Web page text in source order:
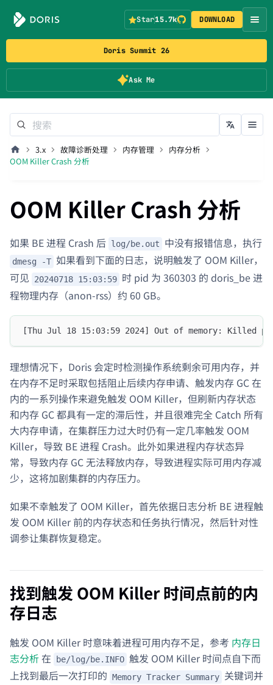
Doris Summit 26
Ask Me
Star15.7k DOWNLOAD
3.x 故障诊断处理 内存管理
内存分析
OOM Killer Crash 分析
OOM Killer Crash 分析
如果 BE 进程 Crash 后 log/be.out 中没有报错信息，执行
dmesg -T 如果看到下面的日志，说明触发了 OOM Killer，
可见
20240718 15:03:59 时 pid 为 360303 的 doris_be 进
程物理内存（anon-rss）约 60 GB。
[Thu Jul 18 15:03:59 2024] Out of memory: Killed
理想情况下，Doris 会定时检测操作系统剩余可用内存，并
在内存不足时采取包括阻止后续内存申请、触发内存 GC 在
内的一系列操作来避免触发 OOM Killer，但刷新内存状态
和内存 GC 都具有一定的滞后性，并且很难完全 Catch 所有
大内存申请，在集群压力过大时仍有一定几率触发 OOM
Killer，导致 BE 进程 Crash。此外如果进程内存状态异
常，导致内存 GC 无法释放内存，导致进程实际可用内存减
少，这将加剧集群的内存压力。
如果不幸触发了 OOM Killer，首先依据日志分析 BE 进程触
发 OOM Killer 前的内存状态和任务执行情况，然后针对性
调参让集群恢复稳定。
找到触发 OOM Killer 时间点前的内
存日志
触发 OOM Killer 时意味着进程可用内存不足，参考 内存日
志分析在 be/log/be.INFO 触发 OOM Killer 时间点自下而
上找到最后一次打印的 Memory Tracker Summary 关键词并